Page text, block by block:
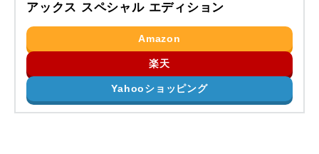
アックス スペシャル エディション
Amazon
楽天
Yahooショッピング